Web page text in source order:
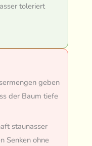
toleriert
geben
der Baum tiefe
staunasser
Senken ohne